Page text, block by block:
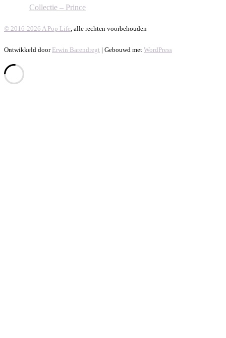
Collectie – Prince
© 2016-2026 A Pop Life, alle rechten voorbehouden
Ontwikkeld door Erwin Barendregt | Gebouwd met WordPress